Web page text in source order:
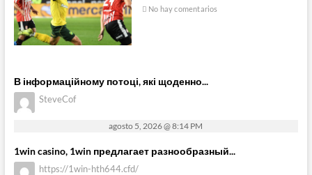
No hay comentarios
В інформаційному потоці, які щоденно...
SteveCof
agosto 5, 2026 @ 8:14 PM
1win casino, 1win предлагает разнообразный...
https://1win-hth644.cfd/